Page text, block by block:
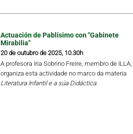
Actuación de Pablísimo con "Gabinete
Mirabilia"
20 de outubro de 2025, 10.30h
A profesora Iria Sobrino Freire, membro de ILLA,
organiza esta actividade no marco da materia
Literatura Infantil e a súa Didáctica.